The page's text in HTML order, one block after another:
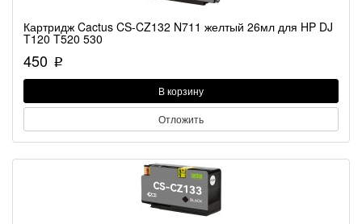
Картридж Cactus CS-CZ132 N711 желтый 26мл для HP DJ
T120 T520 530
450 p
В корзину
Отложить